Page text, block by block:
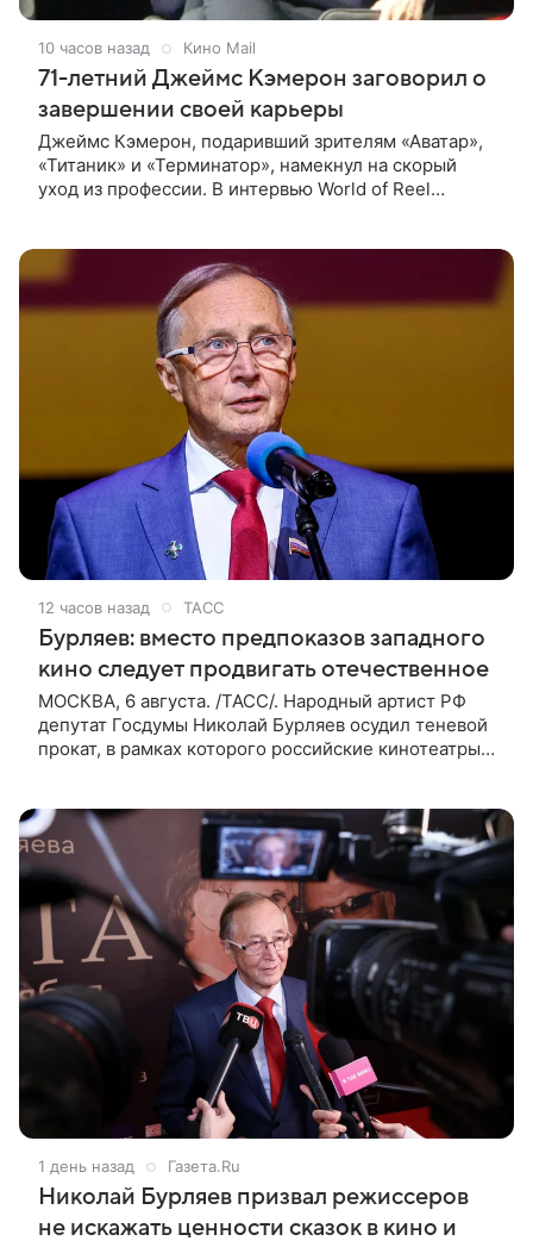
10 часов назад Кино Mail
71-летний Джеймс Кэмерон заговорил о
завершении своей карьеры
Джеймс Кэмерон, подаривший зрителям «Аватар»,
«Титаник» и «Терминатор», намекнул на скорый
уход из профессии. В интервью World of Reel
12 часов назад ТАСС
Бурляев: вместо предпоказов западного
кино следует продвигать отечественное
МОСКВА, 6 августа. /ТАСС/. Народный артист РФ
депутат Госдумы Николай Бурляев осудил теневой
прокат, в рамках которого российские кинотеатры
1 день назад Газета.Ru
Николай Бурляев призвал режиссеров
не искажать ценности сказок в кино и